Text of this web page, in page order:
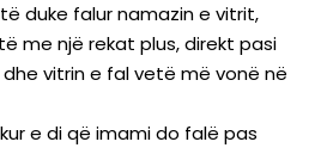
duke falur namazin e vitrit,
me një rekat plus, direkt pasi
vitrin e fal vetë më vonë në
e di që imami do falë pas